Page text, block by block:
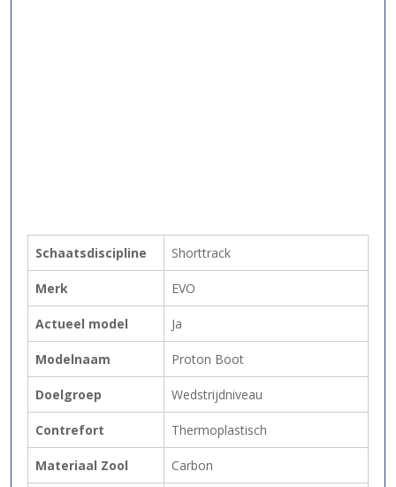
Schaatsdiscipline Shorttrack
Merk EVO
Actueel model Ja
Modelnaam Proton Boot
Doelgroep Wedstrijdniveau
Contrefort Thermoplastisch
Materiaal Zool Carbon